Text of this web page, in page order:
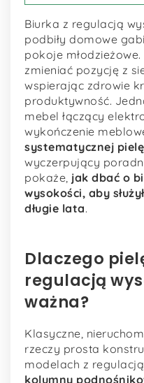
Biurka z regulacją
podbiły domowe
pokoje
zmieniać pozycję z
wspierając zdrowie
produktywność.
mebel łączący
wykończenie
systematycznej
wyczerpujący
pokaże, jak dbać o
wysokości, aby
długie lata.
Dlaczego
regulacją
ważna?
Klasyczne,
rzeczy prosta
modelach z
kolumny